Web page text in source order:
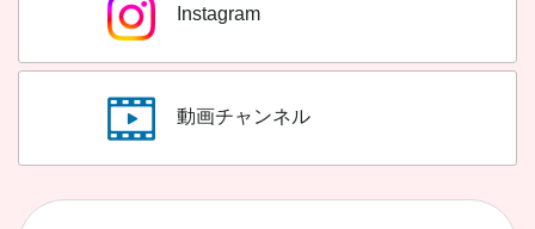
Instagram
動画チャンネル